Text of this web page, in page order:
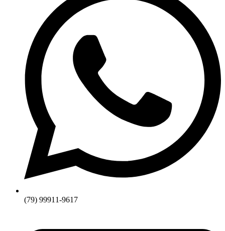
(79) 99911-9617